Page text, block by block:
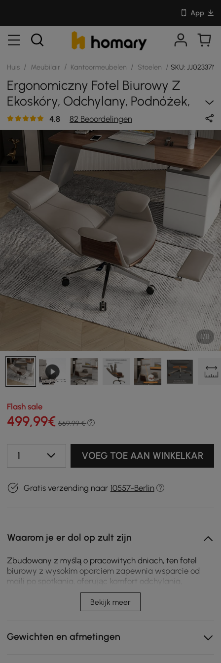
App
Huis / Meubilair / Kantoormeubelen / Stoelen / SKU:
Ergonomiczny Fotel Biurowy Z
Ekoskóry, Odchylany, Podnóżek,
Khaki
4.8 82 Beoordelingen
1/11
Flash sale
499,99€ 569,99 €
1 VOEG TOE AAN WINKELKAR
Gratis verzending naar 10557-Berlin
Waarom je er dol op zult zijn
Zbudowany z myślą o pracowitych dniach, ten fotel
biurowy z wysokim oparciem zapewnia wsparcie od
maili po spotkania, oferując komfort odchylania,
amortyzację lędźwiową i łatwy obrót wokół biurka.
Odchylane oparcie pozwala na szybki relaks
Regulowana wysokość pomaga dopasować się do
Bekijk meer
Gewichten en afmetingen